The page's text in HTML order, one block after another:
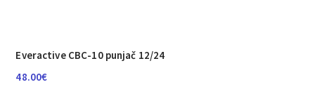
Everactive CBC-10 punjač 12/24
48.00€